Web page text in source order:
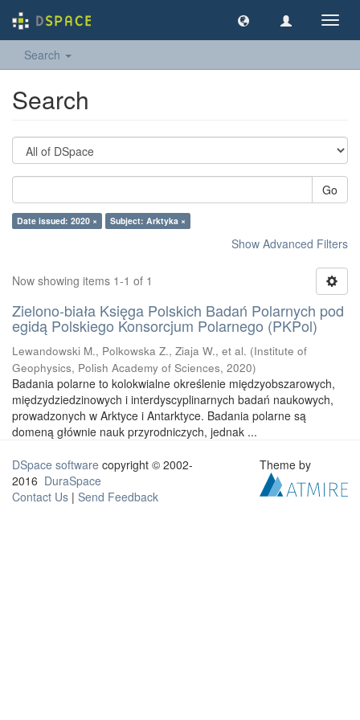
Search
Search
Go
Date issued: 2020 × Subject: Arktyka ×
Show Advanced Filters
Now showing items 1-1 of 1
Zielono-biała Księga Polskich Badań Polarnych pod
egidą Polskiego Konsorcjum Polarnego (PKPol)
Lewandowski M., Polkowska Z., Ziaja W., et al. (Institute of
Geophysics, Polish Academy of Sciences, 2020)
Badania polarne to kolokwialne określenie międzyobszarowych,
międzydziedzinowych i interdyscyplinarnych badań naukowych,
prowadzonych w Arktyce i Antarktyce. Badania polarne są
domeną głównie nauk przyrodniczych, jednak ...
DSpace software copyright © 2002-
2016 DuraSpace
Contact Us | Send Feedback
Theme by